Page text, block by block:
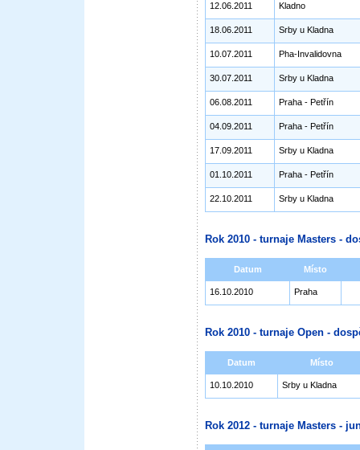
12.06.2011 Kladno
18.06.2011 Srby u Kladna
10.07.2011 Pha-Invalidovna
30.07.2011 Srby u Kladna
06.08.2011 Praha - Petřín
04.09.2011 Praha - Petřín
17.09.2011 Srby u Kladna
01.10.2011 Praha - Petřín
22.10.2011 Srby u Kladna
Rok 2010 - turnaje Masters -
Datum Místo
16.10.2010 Praha
Rok 2010 - turnaje Open -
Datum Místo
10.10.2010 Srby u Kladna
Rok 2012 - turnaje Masters -